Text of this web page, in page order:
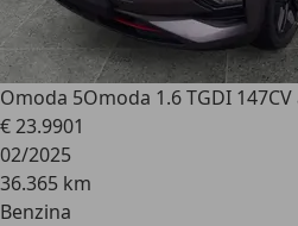
Omoda 5Omoda 1.6 TGDI
€ 23.9901
02/2025
36.365 km
Benzina